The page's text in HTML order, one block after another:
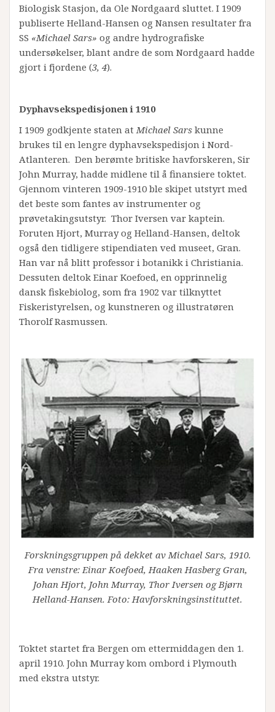
Biologisk Stasjon, da Ole Nordgaard sluttet. I 1909
publiserte Helland-Hansen og Nansen resultater fra
SS «Michael Sars» og andre hydrografiske
undersøkelser, blant andre de som Nordgaard hadde
gjort i fjordene (3, 4).
Dyphavsekspedisjonen i 1910
I 1909 godkjente staten at Michael Sars kunne
brukes til en lengre dyphavsekspedisjon i Nord-
Atlanteren. Den berømte britiske havforskeren, Sir
John Murray, hadde midlene til å finansiere toktet.
Gjennom vinteren 1909-1910 ble skipet utstyrt med
det beste som fantes av instrumenter og
prøvetakingsutstyr. Thor Iversen var kaptein.
Foruten Hjort, Murray og Helland-Hansen, deltok
også den tidligere stipendiaten ved museet, Gran.
Han var nå blitt professor i botanikk i Christiania.
Dessuten deltok Einar Koefoed, en opprinnelig
dansk fiskebiolog, som fra 1902 var tilknyttet
Fiskeristyrelsen, og kunstneren og illustratøren
Thorolf Rasmussen.
Forskningsgruppen på dekket av Michael Sars, 1910.
Fra venstre: Einar Koefoed, Haaken Hasberg Gran,
Johan Hjort, John Murray, Thor Iversen og Bjørn
Helland-Hansen. Foto: Havforskningsinstituttet.
Toktet startet fra Bergen om ettermiddagen den 1.
april 1910. John Murray kom ombord i Plymouth
med ekstra utstyr.